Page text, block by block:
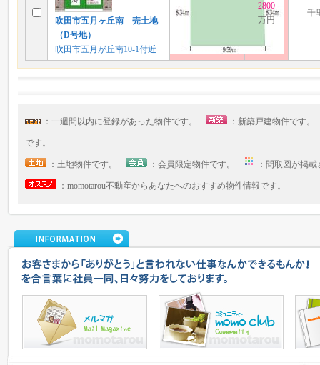
吹田市五月ヶ丘南 売土地
（D号地）
吹田市五月が丘南10-1付近
2800
万円
「
：一週間以内に登録があった物件です。 ：新築戸建物件です
です。
：土地物件です。 ：会員限定物件です。 ：間取図が掲
：momotarou不動産からあなたへのおすすめ物件情報です。